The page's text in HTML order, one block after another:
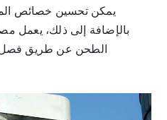
يمكن تحسين خصائص
بالإضافة إلى ذلك، يعمل
الطحن عن طريق فصل